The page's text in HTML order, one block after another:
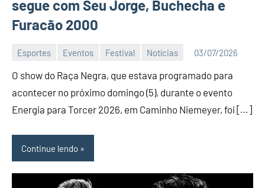
segue com Seu Jorge, Buchecha e
Furacão 2000
Esportes Eventos Festival Notícias 03/07/2026
Editor
DN
O show do Raça Negra, que estava programado para
acontecer no próximo domingo (5), durante o evento
Energia para Torcer 2026, em Caminho Niemeyer, foi […]
Continue lendo